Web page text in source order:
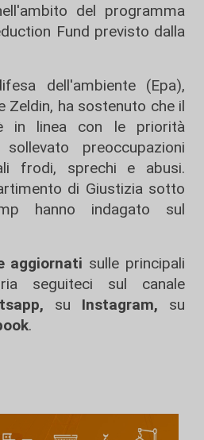
del programma
Fund previsto dalla
dell'ambiente (Epa),
Zeldin, ha sostenuto che il
in linea con le priorità
preoccupazioni
frodi, sprechi e abusi.
di Giustizia sotto
hanno indagato sul
aggiornati sulle principali
seguiteci sul canale
su Instagram, su
.